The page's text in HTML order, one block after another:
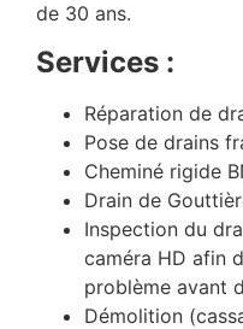
de 30 ans.
Services :
Réparation de
Pose de drains
Cheminé rigide
Drain de
Inspection du
caméra HD afin
problème avant
Démolition